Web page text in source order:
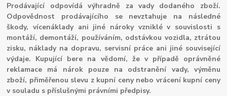
Prodávající odpovídá výhradně za vady dodaného zboží.
Odpovědnost prodávajícího se nevztahuje na následné
škody, vícenáklady ani jiné nároky vzniklé v souvislosti s
montáží, demontáží, používáním, odstávkou vozidla, ztrátou
zisku, náklady na dopravu, servisní práce ani jiné související
výdaje. Kupující bere na vědomí, že v případě oprávněné
reklamace má nárok pouze na odstranění vady, výměnu
zboží, přiměřenou slevu z kupní ceny nebo vrácení kupní ceny
v souladu s příslušnými právními předpisy.